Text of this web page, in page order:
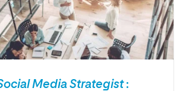
Media Strategist: